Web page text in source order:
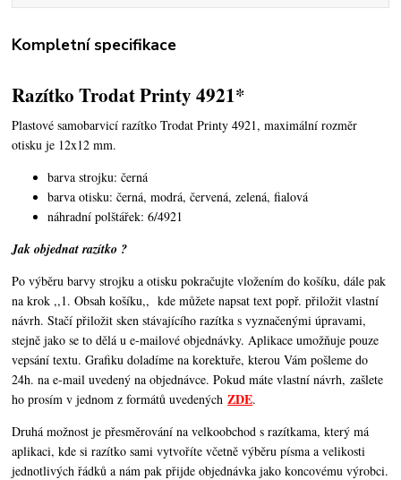
Kompletní specifikace
Razítko Trodat Printy 4921*
Plastové samobarvicí razítko Trodat Printy 4921,maximální rozměr
otisku je 12x12 mm.
barva strojku: černá
barva otisku: černá, modrá, červená, zelená, fialová
náhradní polštářek: 6/4921
Jak objednat razítko ?
Po výběru barvy strojku a otisku pokračujte vložením do košíku, dále pak
na krok ,,1. Obsah košíku,, kde můžete napsat text popř. přiložit vlastní
návrh. Stačí přiložit sken stávajícího razítka s vyznačenými úpravami,
stejně jako se to dělá u e-mailové objednávky. Aplikace umožňuje pouze
vepsání textu. Grafiku doladíme na korektuře, kterou Vám pošleme do
24h. na e-mail uvedený na objednávce. Pokud máte vlastní návrh, zašlete
ho prosím v jednom z formátů uvedenýchZDE.
Druhá možnost je přesměrování na velkoobchod s razítkama, který má
aplikaci, kde si razítko sami vytvoříte včetně výběru písma a velikosti
jednotlivých řádků a nám pak přijde objednávka jako koncovému výrobci.